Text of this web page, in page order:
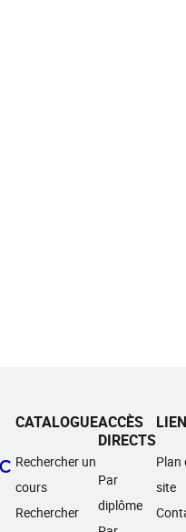
CATALOGUE
Rechercher un
cours
Rechercher
ACCÈS
DIRECTS
Par
diplôme
Plan
site